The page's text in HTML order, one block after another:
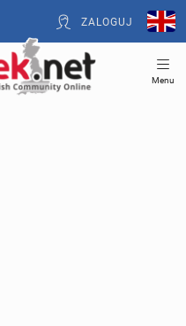
ZALOGUJ
Menu